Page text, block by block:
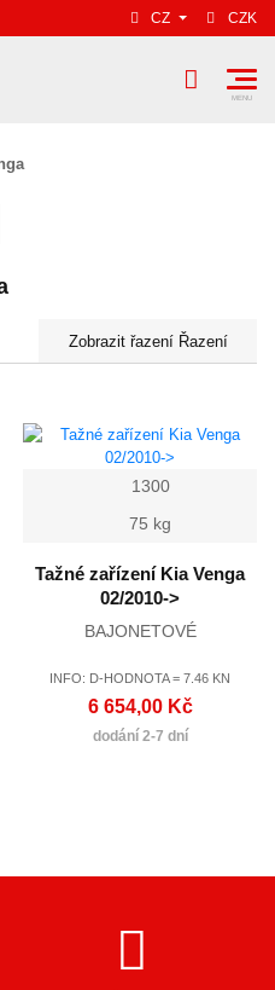
CZ CZK
Řazení
1300
75 kg
Tažné zařízení Kia Venga
02/2010->
BAJONETOVÉ
INFO: D-HODNOTA = 7.46 KN
6 654,00 Kč
dodání 2-7 dní